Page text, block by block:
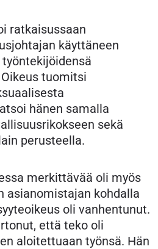
ratkaisussaan
käyttäneen
tuomitsi
hänen samalla
sekä
perusteella.
merkittävää oli myös
asianomistajan kohdalla
oli vanhentunut.
että teko oli
aloitettuaan työnsä. Hän